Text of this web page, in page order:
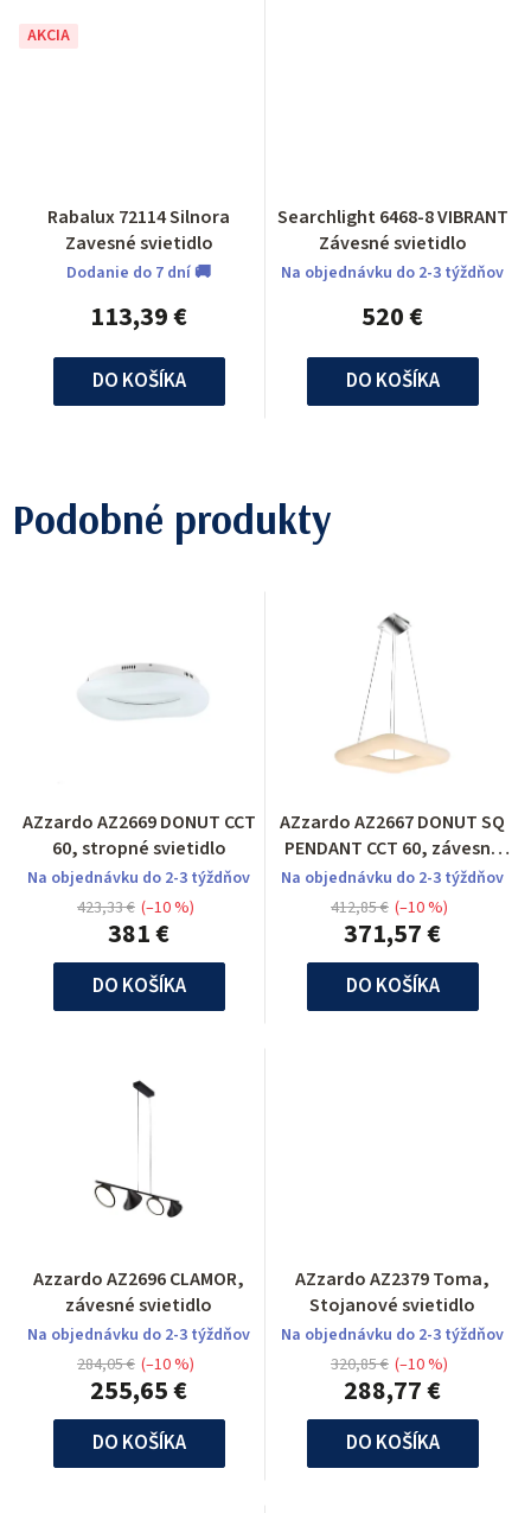
AKCIA
Rabalux 72114 Silnora
Zavesné svietidlo
Dodanie do 7 dní 🚚
113,39 €
DO KOŠÍKA
Searchlight 6468-8 VIBRANT
Závesné svietidlo
Na objednávku do 2-3 týždňov
520 €
DO KOŠÍKA
Podobné produkty
AZzardo AZ2669 DONUT CCT
60, stropné svietidlo
Na objednávku do 2-3 týždňov
381 €
423,33 € (–10 %)
DO KOŠÍKA
AZzardo AZ2667 DONUT SQ
PENDANT CCT 60, závesné
svietidlo
Na objednávku do 2-3 týždňov
371,57 €
412,85 € (–10 %)
DO KOŠÍKA
Azzardo AZ2696 CLAMOR,
závesné svietidlo
Na objednávku do 2-3 týždňov
255,65 €
284,05 € (–10 %)
DO KOŠÍKA
AZzardo AZ2379 Toma,
Stojanové svietidlo
Na objednávku do 2-3 týždňov
288,77 €
320,85 € (–10 %)
DO KOŠÍKA